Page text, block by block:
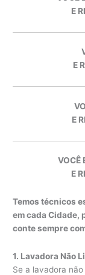
E
E
E
VOCÊ
E
Temos técnicos
em cada Cidade,
conte sempre
1. Lavadora Não
Se a lavadora